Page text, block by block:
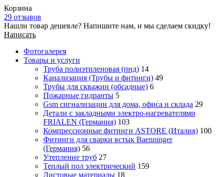
Корзина
29 отзывов
Нашли товар дешевле? Напишите нам, и мы сделаем скидку!
Написать
Фотогалерея
Товары и услуги
Труба полиэтиленовая (пнд) 14
Канализация (Трубы и фитинги) 49
Трубы для скважин (обсадные) 6
Пожарные гидранты 5
Gsm сигнализации для дома, офиса и склада 29
Детали с закладными электро-нагревателями
FRIALEN (Германия) 103
Компрессионные фитинги ASTORE (Италия) 100
Фитинги для сварки встык Baenninger
(Германия) 56
Утепление труб 27
Теплый пол электрический 159
Листовые материалы 18